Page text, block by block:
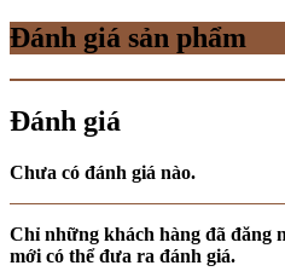
Đánh giá sản phẩm
Đánh giá
Chưa có đánh giá nào.
Chỉ những khách hàng đã đăng
mới có thể đưa ra đánh giá.